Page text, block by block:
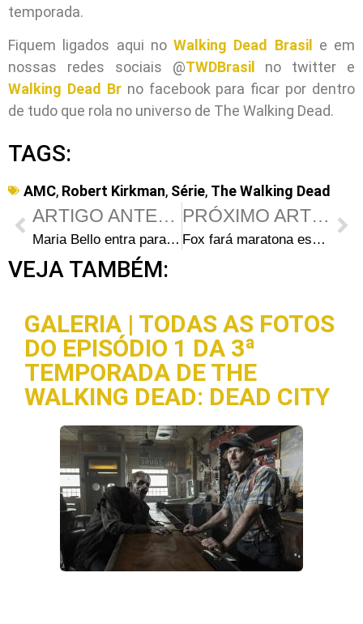
temporada.
Fiquem ligados aqui no Walking Dead Brasil
e em
nossas redes sociais @TWDBrasil
no twitter e
Walking Dead Brno facebook para ficar por dentro
de tudo que rola no universo de The Walking Dead.
TAGS:
AMC, Robert Kirkman, Série, The Walking Dead
ARTIGO ANTERIOR
Maria Bello entra para o elenco da 8ª temporada de The Walking Dead
PRÓXIMO ARTIGO
Fox fará maratona especial de The Walking Dead no dia de finados
VEJA TAMBÉM:
GALERIA | TODAS AS FOTOS
DO EPISÓDIO 1 DA 3ª
TEMPORADA DE THE
WALKING DEAD: DEAD CITY